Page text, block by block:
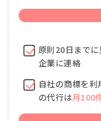
原則20日まで
企業に連絡
自社の商標を
の代行は月100